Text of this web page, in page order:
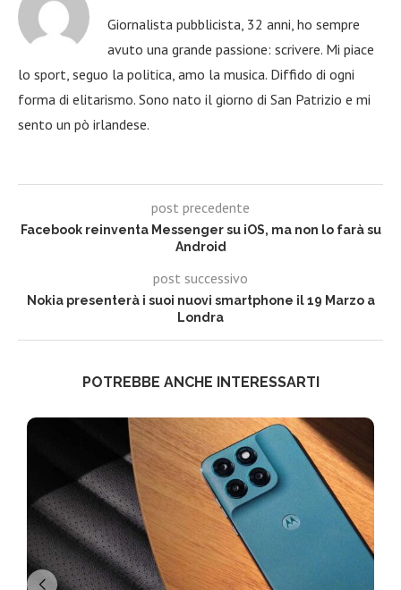
Giornalista pubblicista, 32 anni, ho sempre
avuto una grande passione: scrivere. Mi piace
lo sport, seguo la politica, amo la musica. Diffido di ogni
forma di elitarismo. Sono nato il giorno di San Patrizio e mi
sento un pò irlandese.
post precedente
Facebook reinventa Messenger su iOS, ma non lo farà su
Android
post successivo
Nokia presenterà i suoi nuovi smartphone il 19 Marzo a
Londra
POTREBBE ANCHE INTERESSARTI